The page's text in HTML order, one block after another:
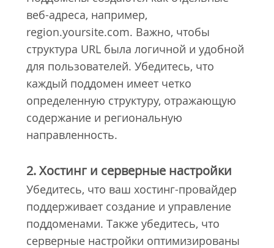
веб-адреса, например,
region.yoursite.com. Важно, чтобы
структура URL была логичной и удобной
для пользователей. Убедитесь, что
каждый поддомен имеет четко
определенную структуру, отражающую
содержание и региональную
направленность.
2. Хостинг и серверные настройки
Убедитесь, что ваш хостинг-провайдер
поддерживает создание и управление
поддоменами. Также убедитесь, что
серверные настройки оптимизированы